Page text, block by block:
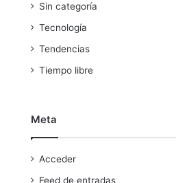
Sin categoría
Tecnología
Tendencias
Tiempo libre
Meta
Acceder
Feed de entradas